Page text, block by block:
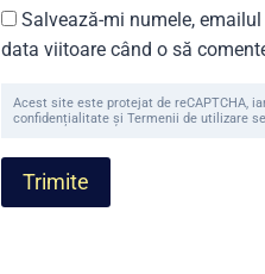
Salvează-mi numele,
data viitoare când o să
Acest site este protejat de reCAPTCHA,
confidențialitate și Termenii de utilizare